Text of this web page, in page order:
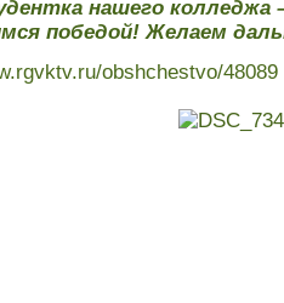
нашего колледжа
победой!Желаем
obshchestvo/48089